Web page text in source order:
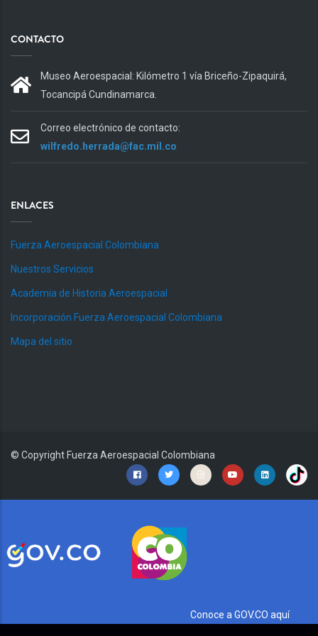
CONTACTO
Museo Aeroespacial: Kilómetro 1 vía Briceño-Zipaquirá,
Tocancipá Cundinamarca.
Correo electrónico de contacto:
wilfredo.herrada@fac.mil.co
ENLACES
Fuerza Aeroespacial Colombiana
Nuestros Servicios
Academia de Historia Aeroespacial
Incorporación Fuerza Aeroespacial Colombiana
Mapa del sitio
© Copyright Fuerza Aeroespacial Colombiana
Conoce a GOV.CO aquí